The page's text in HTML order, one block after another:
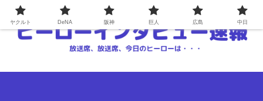
ヤクルト DeNA 阪神 巨人 広島 中日